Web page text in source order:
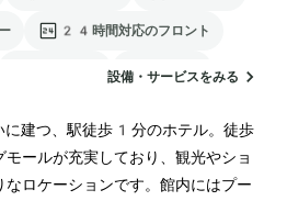
24時間対応のフロント
空港送迎
設備・サービスをみる
に建つ、駅徒歩1分のホテル。徒歩
ールが充実しており、観光やショ
なロケーションです。館内にはプー